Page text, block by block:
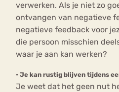
verwerken. Als je niet zo
ontvangen van negatieve
negatieve feedback voor
die persoon misschien
waar je aan kan werken?
• Je kan rustig blijven tijdens
Je weet dat het geen nut